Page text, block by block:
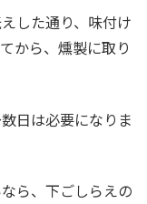
した通り、味付け
から、燻製に取り
日は必要になりま
ら、下ごしらえの